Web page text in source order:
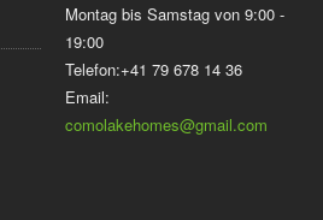
Montag bis Samstag von 9:00 -
19:00
Telefon:+41 79 678 14 36
Email:
comolakehomes@gmail.com